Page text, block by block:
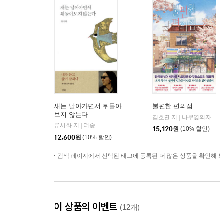
새는 날아가면서 뒤돌아
보지 않는다
류시화 저
더숲
12,600원 (10% 할인)
불편한 편의점
김호연 저
나무옆의자
15,120원 (10% 할인)
검색 페이지에서 선택된 태그에 등록된 더 많은 상품을 확인해
이 상품의 이벤트 (12개)